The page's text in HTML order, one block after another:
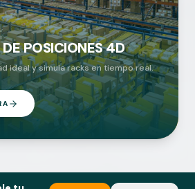
POSICIONES 4D
ideal y simula racks en tiempo real.